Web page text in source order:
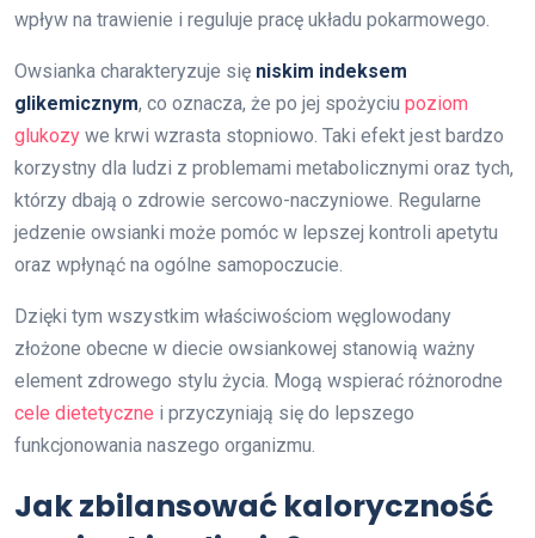
wpływ na trawienie i reguluje pracę układu pokarmowego.
Owsianka charakteryzuje się niskim indeksem
glikemicznym, co oznacza, że po jej spożyciu poziom
glukozy we krwi wzrasta stopniowo. Taki efekt jest bardzo
korzystny dla ludzi z problemami metabolicznymi oraz tych,
którzy dbają o zdrowie sercowo-naczyniowe. Regularne
jedzenie owsianki może pomóc w lepszej kontroli apetytu
oraz wpłynąć na ogólne samopoczucie.
Dzięki tym wszystkim właściwościom węglowodany
złożone obecne w diecie owsiankowej stanowią ważny
element zdrowego stylu życia. Mogą wspierać różnorodne
cele dietetyczne i przyczyniają się do lepszego
funkcjonowania naszego organizmu.
Jak zbilansować kaloryczność